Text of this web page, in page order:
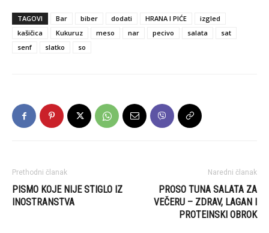
TAGOVI Bar biber dodati HRANA I PIĆE
izgled
kašičica
Kukuruz meso nar pecivo salata
sat
senf
slatko so
Prethodni članak
PISMO KOJE NIJE STIGLO IZ
INOSTRANSTVA
Naredni članak
PROSO TUNA SALATA ZA
VEČERU – ZDRAV, LAGAN I
PROTEINSKI OBROK